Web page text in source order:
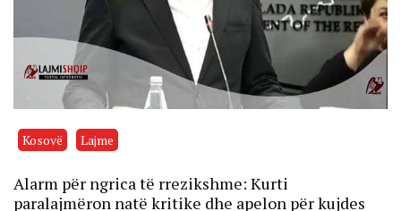
Kosovë Lajme
Alarm për ngrica të rrezikshme: Kurti
paralajmëron natë kritike dhe apelon për kujdes